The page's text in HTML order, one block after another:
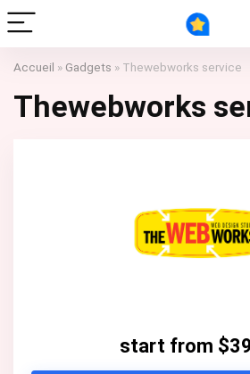
Accueil » Gadgets » Thewebworks service
Thewebworks
start from